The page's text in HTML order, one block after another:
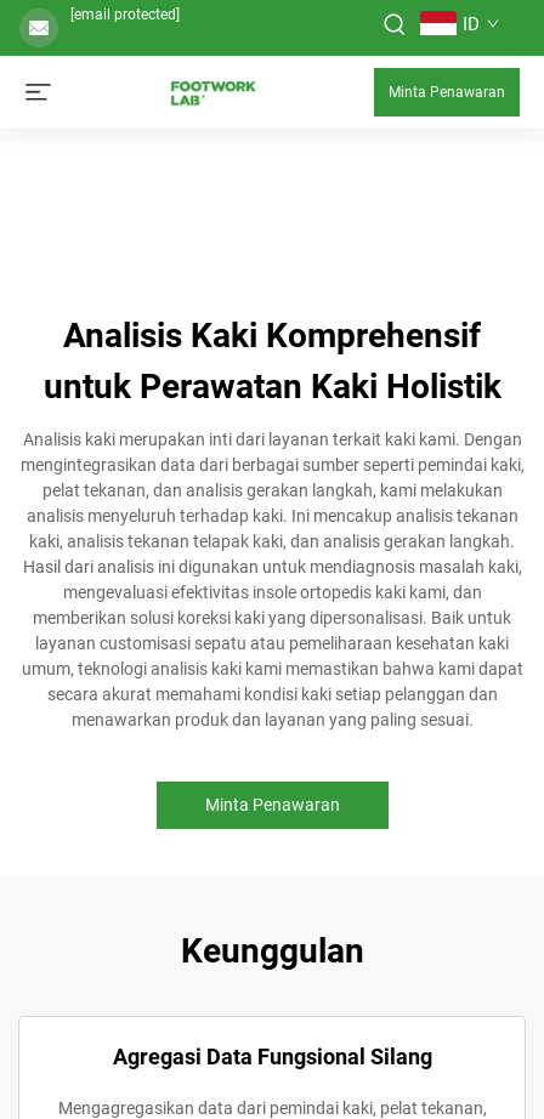
[email protected] ID
Minta Penawaran
Analisis Kaki Komprehensif
untuk Perawatan Kaki Holistik
Analisis kaki merupakan inti dari layanan terkait kaki kami. Dengan
mengintegrasikan data dari berbagai sumber seperti pemindai kaki,
pelat tekanan, dan analisis gerakan langkah, kami melakukan
analisis menyeluruh terhadap kaki. Ini mencakup analisis tekanan
kaki, analisis tekanan telapak kaki, dan analisis gerakan langkah.
Hasil dari analisis ini digunakan untuk mendiagnosis masalah kaki,
mengevaluasi efektivitas insole ortopedis kaki kami, dan
memberikan solusi koreksi kaki yang dipersonalisasi. Baik untuk
layanan customisasi sepatu atau pemeliharaan kesehatan kaki
umum, teknologi analisis kaki kami memastikan bahwa kami dapat
secara akurat memahami kondisi kaki setiap pelanggan dan
menawarkan produk dan layanan yang paling sesuai.
Minta Penawaran
Keunggulan
Agregasi Data Fungsional Silang
Mengagregasikan data dari pemindai kaki, pelat tekanan,